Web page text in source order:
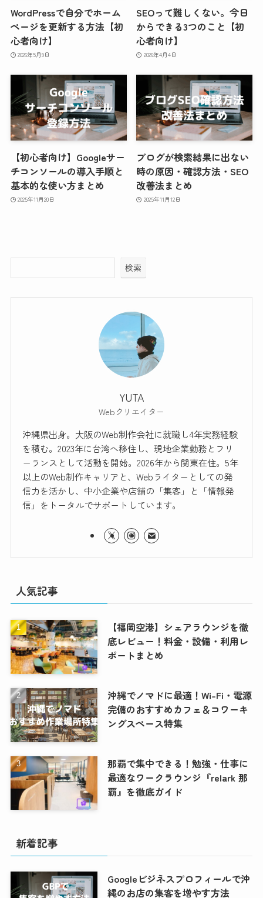
WordPressで自分でホーム
ページを更新する方法【初
心者向け】
2026年5月9日
SEOって難しくない。今日
からできる3つのこと【初
心者向け】
2026年4月4日
【初心者向け】Googleサー
チコンソールの導入手順と
基本的な使い方まとめ
2025年11月20日
ブログが検索結果に出ない
時の原因・確認方法・SEO
改善法まとめ
2025年11月12日
検索
YUTA
Webクリエイター
沖縄県出身。大阪のWeb制作会社に就職し4年実務経験
を積む。2023年に台湾へ移住し、現地企業勤務とフリ
ーランスとして活動を開始。2026年から関東在住。5年
以上のWeb制作キャリアと、Webライターとしての発
信力を活かし、中小企業や店舗の「集客」と「情報発
信」をトータルでサポートしています。
人気記事
【福岡空港】シェアラウンジを徹
底レビュー！料金・設備・利用レ
ポートまとめ
沖縄でノマドに最適！Wi-Fi・電源
完備のおすすめカフェ＆コワーキ
ングスペース特集
那覇で集中できる！勉強・仕事に
最適なワークラウンジ『relark 那
覇』を徹底ガイド
新着記事
Googleビジネスプロフィールで沖
縄のお店の集客を増やす方法